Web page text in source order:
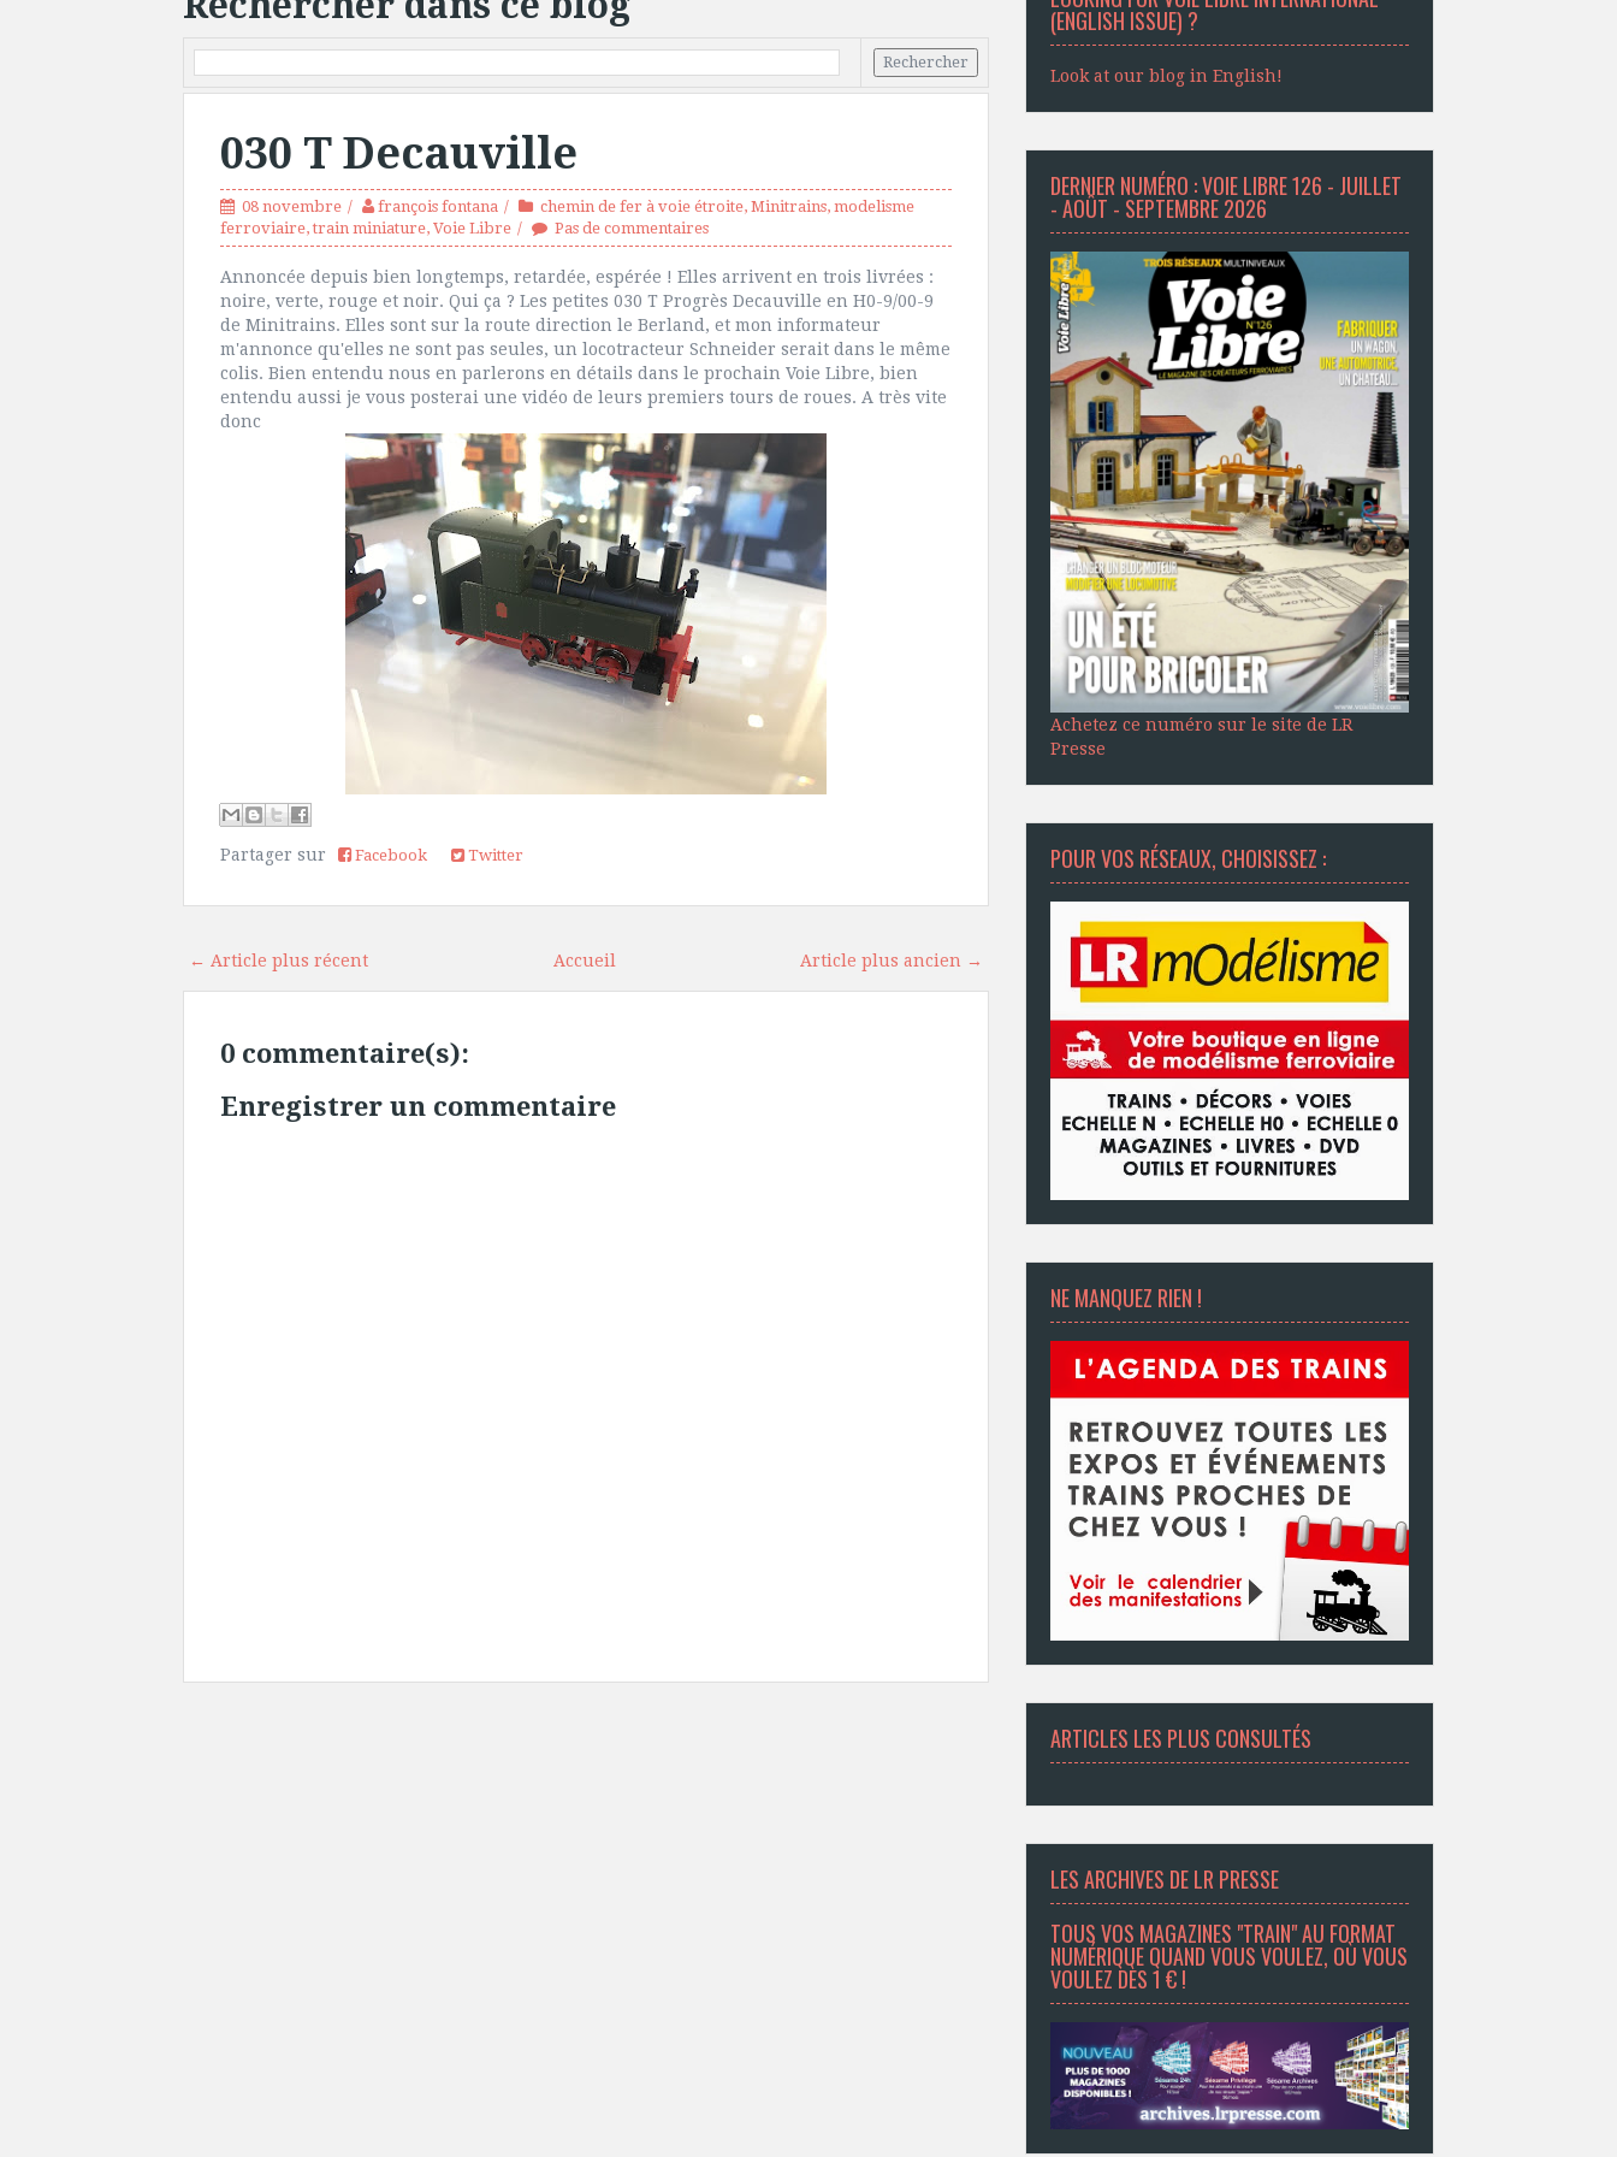
030 T Decauville
08 novembre françois fontana chemin de fer à voie étroite, Minitrains, modelisme
ferroviaire, train miniature, Voie Libre Pas de commentaires
Annoncée depuis bien longtemps, retardée, espérée ! Elles arrivent en trois livrées :
noire, verte, rouge et noir. Qui ça ? Les petites 030 T Progrès Decauville en H0-9/00-9
de Minitrains. Elles sont sur la route direction le Berland, et mon informateur
m'annonce qu'elles ne sont pas seules, un locotracteur Schneider serait dans le même
colis. Bien entendu nous en parlerons en détails dans le prochain Voie Libre, bien
entendu aussi je vous posterai une vidéo de leurs premiers tours de roues. A très vite
donc
Partager sur Facebook Twitter
← Article plus récent Article plus ancien →
Accueil
0 commentaire(s):
Enregistrer un commentaire
(ENGLISH ISSUE) ?
Look at our blog in English!
DERNIER NUMÉRO : VOIE LIBRE 126 - JUILLET
- AOÛT - SEPTEMBRE 2026
Achetez ce numéro sur le site de LR
Presse
POUR VOS RÉSEAUX, CHOISISSEZ :
NE MANQUEZ RIEN !
ARTICLES LES PLUS CONSULTÉS
LES ARCHIVES DE LR PRESSE
TOUS VOS MAGAZINES "TRAIN" AU FORMAT
NUMÉRIQUE QUAND VOUS VOULEZ, OÙ VOUS
VOULEZ DÈS 1 € !